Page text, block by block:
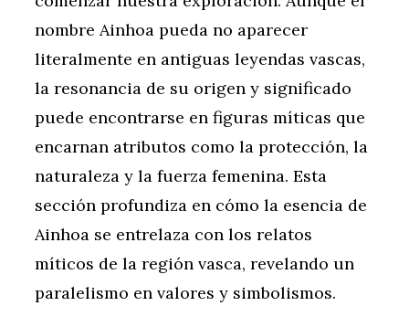
nombre Ainhoa pueda no aparecer
literalmente en antiguas leyendas vascas,
la resonancia de su origen y significado
puede encontrarse en figuras míticas que
encarnan atributos como la protección, la
naturaleza y la fuerza femenina. Esta
sección profundiza en cómo la esencia de
Ainhoa se entrelaza con los relatos
míticos de la región vasca, revelando un
paralelismo en valores y simbolismos.